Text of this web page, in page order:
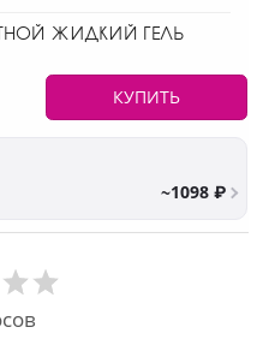
ЖИДКИЙ ГЕЛЬ
КУПИТЬ
~1098 ₽